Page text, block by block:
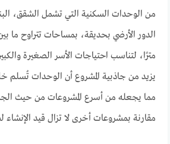
من الوحدات السكنية التي تشمل الشقق،
مترًا، لتناسب احتياجات الأسر الصغيرة
يزيد من جاذبية المشروع أن الوحدات
مما يجعله من أسرع المشروعات من حيث
مقارنة بمشروعات أخرى لا تزال قيد الإنشاء